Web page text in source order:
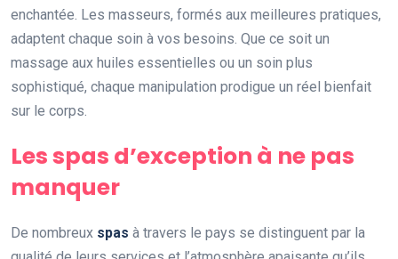
enchantée. Les masseurs, formés aux meilleures pratiques,
adaptent chaque soin à vos besoins. Que ce soit un
massage aux huiles essentielles ou un soin plus
sophistiqué, chaque manipulation prodigue un réel bienfait
sur le corps.
Les spas d’exception à ne pas
manquer
De nombreux spas à travers le pays se distinguent par la